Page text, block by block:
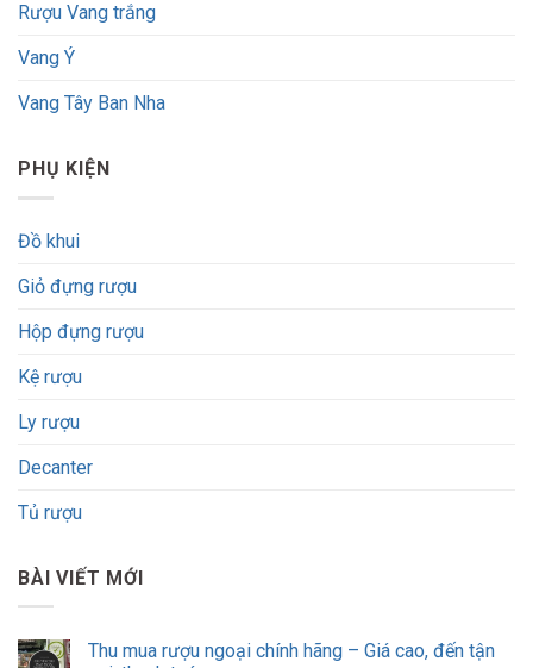
Rượu Vang trắng
Vang Ý
Vang Tây Ban Nha
PHỤ KIỆN
Đồ khui
Giỏ đựng rượu
Hộp đựng rượu
Kệ rượu
Ly rượu
Decanter
Tủ rượu
BÀI VIẾT MỚI
Thu mua rượu ngoại chính hãng – Giá cao, đến tận